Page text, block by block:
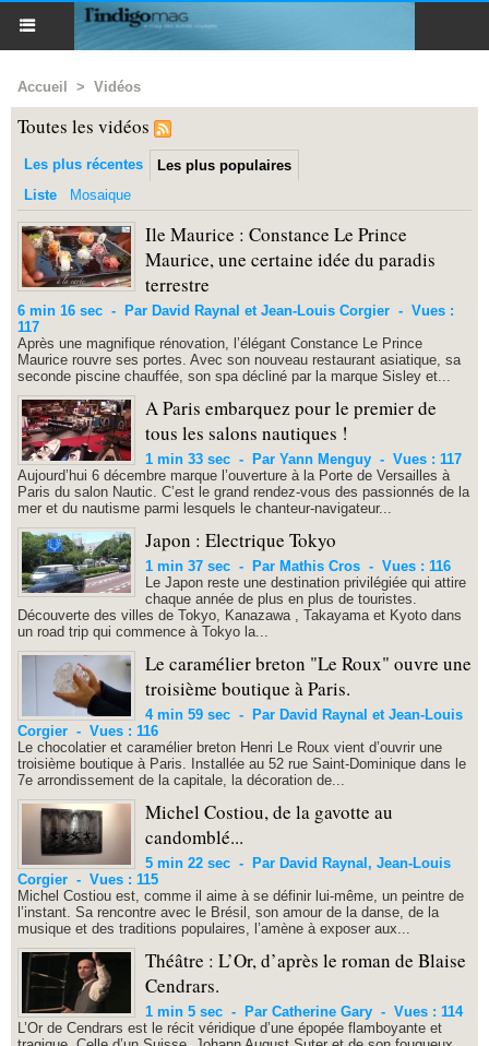
Accueil > Vidéos
Toutes les vidéos
Les plus récentes
Les plus populaires
Liste
Mosaique
Ile Maurice : Constance Le Prince
Maurice, une certaine idée du paradis
terrestre
6 min 16 sec - Par David Raynal et Jean-Louis Corgier - Vues :
117
Après une magnifique rénovation, l’élégant Constance Le Prince
Maurice rouvre ses portes. Avec son nouveau restaurant asiatique, sa
seconde piscine chauffée, son spa décliné par la marque Sisley et...
A Paris embarquez pour le premier de
tous les salons nautiques !
1 min 33 sec- Par Yann Menguy- Vues : 117
Aujourd’hui 6 décembre marque l’ouverture à la Porte de Versailles à
Paris du salon Nautic. C’est le grand rendez-vous des passionnés de la
mer et du nautisme parmi lesquels le chanteur-navigateur...
Japon : Electrique Tokyo
1 min 37 sec- Par Mathis Cros- Vues : 116
Le Japon reste une destination privilégiée qui attire
chaque année de plus en plus de touristes.
Découverte des villes de Tokyo, Kanazawa , Takayama et Kyoto dans
un road trip qui commence à Tokyo la...
Le caramélier breton "Le Roux" ouvre une
troisième boutique à Paris.
4 min 59 sec-
Par David Raynal et Jean-Louis
Corgier - Vues : 116
Le chocolatier et caramélier breton Henri Le Roux vient d’ouvrir une
troisième boutique à Paris. Installée au 52 rue Saint-Dominique dans le
7e arrondissement de la capitale, la décoration de...
Michel Costiou, de la gavotte au
candomblé...
5 min 22 sec-
Par David Raynal, Jean-Louis
Corgier - Vues : 115
Michel Costiou est, comme il aime à se définir lui-même, un peintre de
l’instant. Sa rencontre avec le Brésil, son amour de la danse, de la
musique et des traditions populaires, l’amène à exposer aux...
Théâtre : L’Or, d’après le roman de Blaise
Cendrars.
1 min 5 sec- Par Catherine Gary- Vues : 114
L’Or de Cendrars est le récit véridique d’une épopée flamboyante et